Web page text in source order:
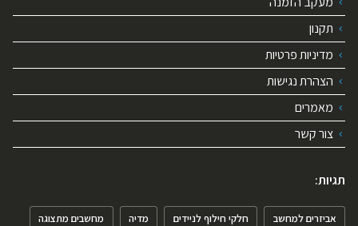
תקנון
מדיניות פרטיות
הצהרת נגישות
מאמרים
צור קשר
תגיות:
אביזרים למחשב חלקי חילוף לניידים מדיה מחשבים מתצוגה